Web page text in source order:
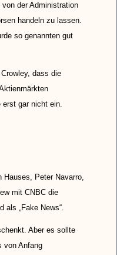
der Administration
handeln zu lassen.
so genannten gut
dass die
erst gar nicht ein.
Hauses, Peter Navarro,
mit CNBC die
als „Fake News“.
Aber es sollte
von Anfang